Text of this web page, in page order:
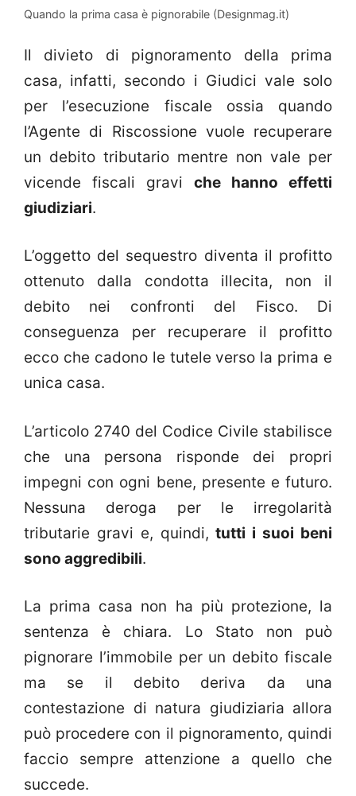
Quando la prima casa è pignorabile (Designmag.it)
Il divieto di pignoramento della prima
casa, infatti, secondo i Giudici vale solo
per l’esecuzione fiscale ossia quando
l’Agente di Riscossione vuole recuperare
un debito tributario mentre non vale per
vicende fiscali gravi che hanno effetti
giudiziari.
L’oggetto del sequestro diventa il profitto
ottenuto dalla condotta illecita, non il
debito nei confronti del Fisco. Di
conseguenza per recuperare il profitto
ecco che cadono le tutele verso la prima e
unica casa.
L’articolo 2740 del Codice Civile stabilisce
che una persona risponde dei propri
impegni con ogni bene, presente e futuro.
Nessuna deroga per le irregolarità
tributarie gravi e, quindi,tutti i suoi beni
sono aggredibili.
La prima casa non ha più protezione, la
sentenza è chiara. Lo Stato non può
pignorare l’immobile per un debito fiscale
ma se il debito deriva da una
contestazione di natura giudiziaria allora
può procedere con il pignoramento, quindi
faccio sempre attenzione a quello che
succede.